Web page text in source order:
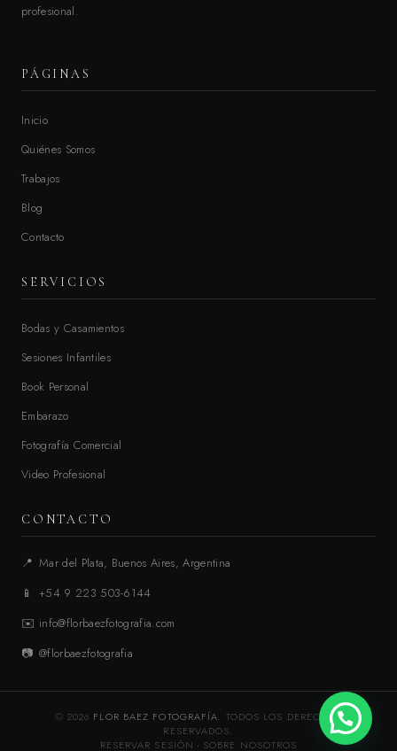
profesional.
PÁGINAS
Inicio
Quiénes Somos
Trabajos
Blog
Contacto
SERVICIOS
Bodas y Casamientos
Sesiones Infantiles
Book Personal
Embarazo
Fotografía Comercial
Video Profesional
CONTACTO
📍 Mar del Plata, Buenos Aires, Argentina
📱
+54 9 223 503-6144
✉️ info@florbaezfotografia.com
📷 @florbaezfotografia
© 2026 FLOR BAEZ FOTOGRAFÍA. TODOS LOS DERECHOS
RESERVADOS.
RESERVAR SESIÓN · SOBRE NOSOTROS